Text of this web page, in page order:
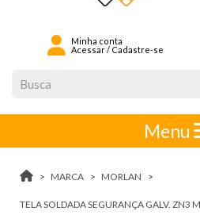
Minha conta
Acessar/ Cadastre-se
Menu
MARCA MORLAN
TELA SOLDADA SEGURANÇA GALV.